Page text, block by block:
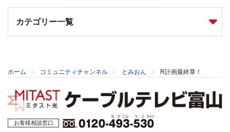
カテゴリー一覧
ホーム コミュニティチャンネル とみおん R計画最終章！
お客様相談窓口